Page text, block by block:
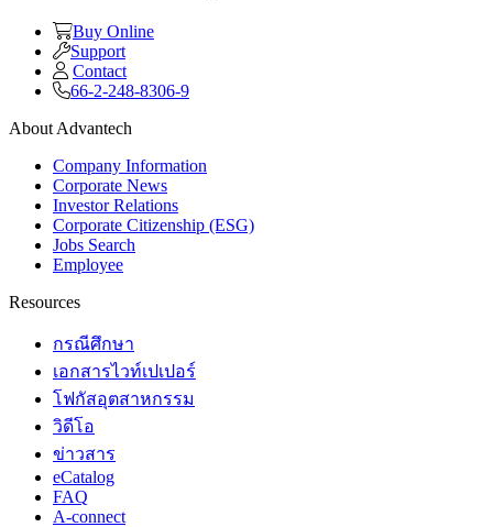
Buy Online
Support
Contact
66-2-248-8306-9
About Advantech
Company Information
Corporate News
Investor Relations
Corporate Citizenship (ESG)
Jobs Search
Employee
Resources
กรณีศึกษา
เอกสารไวท์เปเปอร์
โฟกัสอุตสาหกรรม
วิดีโอ
ข่าวสาร
eCatalog
FAQ
A-connect